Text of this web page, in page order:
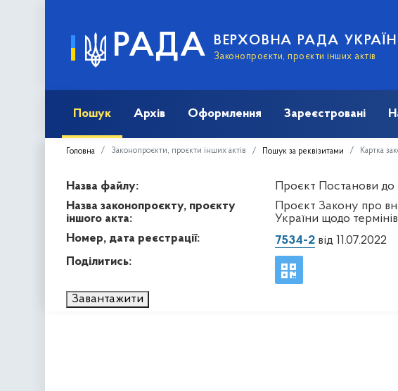
РАДА ВЕРХОВНА РАДА
Законопроєкти, проєкти інших актів
Пошук Архів Оформлення Зареєстровані
Головна Законопроєкти, проєкти інших актів Пошук за реквізитами Картка
Назва файлу:
Проєкт Постанови до
Назва законопроєкту, проєкту
іншого акта:
Проєкт Закону про
України щодо
Номер, дата реєстрації:
7534-2від 11.07.2022
Поділитись:
Завантажити